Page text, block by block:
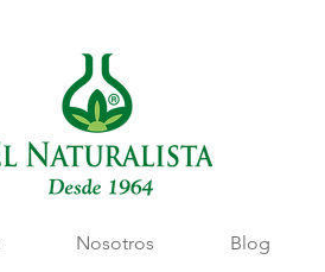
Nosotros Blog